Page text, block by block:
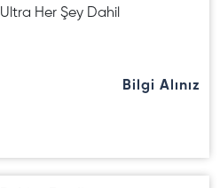
Ultra Her Şey Dahil
Bilgi Alınız